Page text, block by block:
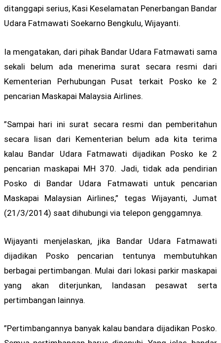
ditanggapi serius, Kasi Keselamatan Penerbangan Bandar
Udara Fatmawati Soekarno Bengkulu, Wijayanti.
Ia mengatakan, dari pihak Bandar Udara Fatmawati sama
sekali belum ada menerima surat secara resmi dari
Kementerian Perhubungan Pusat terkait Posko ke 2
pencarian Maskapai Malaysia Airlines.
”Sampai hari ini surat secara resmi dan pemberitahun
secara lisan dari Kementerian belum ada kita terima
kalau Bandar Udara Fatmawati dijadikan Posko ke 2
pencarian maskapai MH 370. Jadi, tidak ada pendirian
Posko di Bandar Udara Fatmawati untuk pencarian
Maskapai Malaysian Airlines,” tegas Wijayanti, Jumat
(21/3/2014) saat dihubungi via telepon genggamnya.
Wijayanti menjelaskan, jika Bandar Udara Fatmawati
dijadikan Posko pencarian tentunya membutuhkan
berbagai pertimbangan. Mulai dari lokasi parkir maskapai
yang akan diterjunkan, landasan pesawat serta
pertimbangan lainnya.
”Pertimbangannya banyak kalau bandara dijadikan Posko.